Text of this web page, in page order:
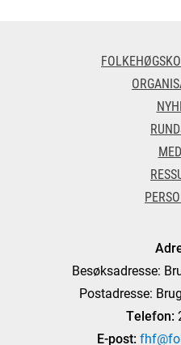
Besøksadresse:
Postadresse:
Telefon:
E-post: